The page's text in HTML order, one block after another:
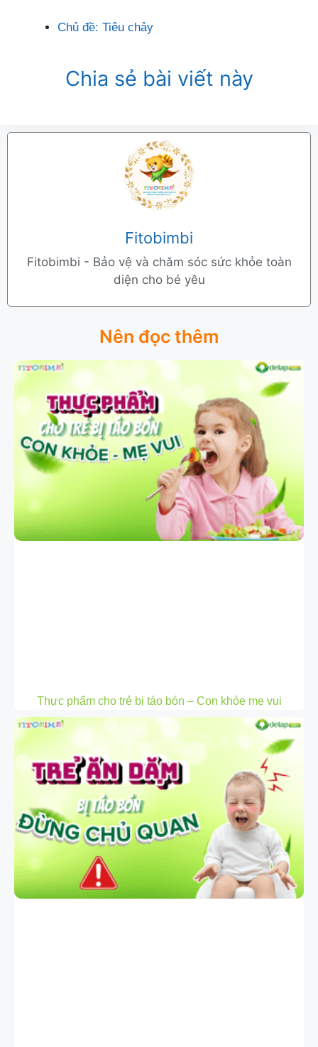
Chủ đề: Tiêu chảy
Chia sẻ bài viết này
Fitobimbi
Fitobimbi - Bảo vệ và chăm sóc sức khỏe toàn
diện cho bé yêu
Nên đọc thêm
Thực phẩm cho trẻ bị táo bón – Con khỏe mẹ vui